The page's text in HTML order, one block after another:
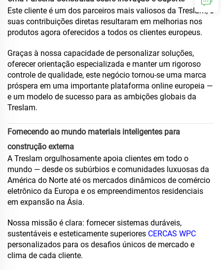
Este cliente é um dos parceiros mais valiosos da Treslam, e
suas contribuições diretas resultaram em melhorias nos
produtos agora oferecidos a todos os clientes europeus.
Graças à nossa capacidade de personalizar soluções,
oferecer orientação especializada e manter um rigoroso
controle de qualidade, este negócio tornou-se uma marca
próspera em uma importante plataforma online europeia —
e um modelo de sucesso para as ambições globais da
Treslam.
Fornecendo ao mundo materiais inteligentes para
construção externa
A Treslam orgulhosamente apoia clientes em todo o
mundo — desde os subúrbios e comunidades luxuosas da
América do Norte até os mercados dinâmicos de comércio
eletrônico da Europa e os empreendimentos residenciais
em expansão na Ásia.
Nossa missão é clara: fornecer sistemas duráveis,
sustentáveis e esteticamente superiores CERCAS WPC
personalizados para os desafios únicos de mercado e
clima de cada cliente.